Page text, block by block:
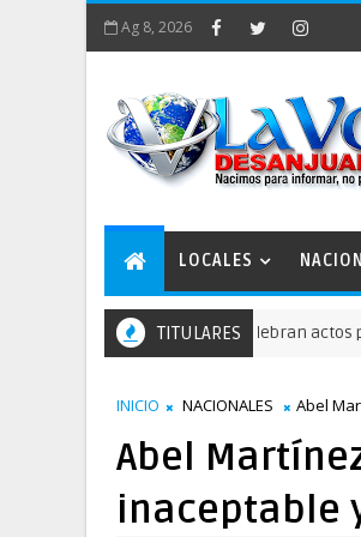
Ag 8, 2026
LOCALES
TITULARES
NACIONALES Celebran actos para
INICIO NACIONALES Abel
Abel
inaceptable